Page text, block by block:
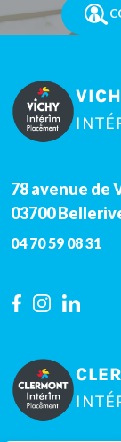
78 avenue de
03700
04 70 59 08 31